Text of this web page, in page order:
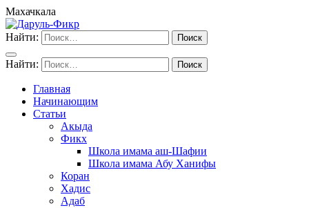
Махачкала
Найти:
Найти:
Главная
Начинающим
Статьи
Акыда
Фикх
Школа имама аш-Шафии
Школа имама Абу Ханифы
Коран
Хадис
Адаб